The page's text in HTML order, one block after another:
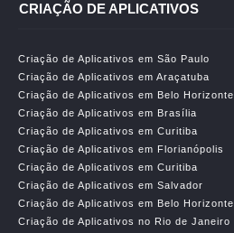
CRIAÇÃO DE APLICATIVOS
Criação de Aplicativos em São Paulo
Criação de Aplicativos em Araçatuba
Criação de Aplicativos em Belo Horizonte
Criação de Aplicativos em Brasília
Criação de Aplicativos em Curitiba
Criação de Aplicativos em Florianópolis
Criação de Aplicativos em Curitiba
Criação de Aplicativos em Salvador
Criação de Aplicativos em Belo Horizonte
Criação de Aplicativos no Rio de Janeiro